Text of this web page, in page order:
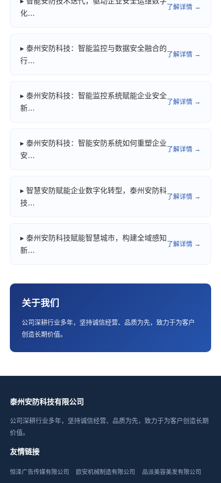
化…
了解详情 →
▸ 泰州安防科技：智能监控与数据安全融合的
行…
了解详情 →
▸ 泰州安防科技：智能监控系统赋能企业安全
新…
了解详情 →
▸ 泰州安防科技：智能安防系统如何重塑企业
安…
了解详情 →
▸ 智慧安防赋能企业数字化转型，泰州安防科
技…
了解详情 →
▸ 泰州安防科技赋能智慧城市，构建全域感知
新…
了解详情 →
关于我们
公司深耕行业多年，坚持诚信经营、品质为先，致力于为客户
创造长期价值。
泰州安防科技有限公司
公司深耕行业多年，坚持诚信经营、品质为先，致力于为客户创造长期
价值。
友情链接
恒泽广告传媒有限公司 欧安机械制造有限公司 品派美容美发有限公司